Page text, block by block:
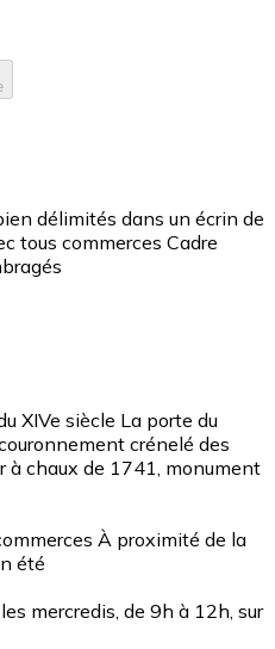
délimités dans un écrin de
tous commerces Cadre
XIVe siècle La porte du
crénelé des
à chaux de 1741, monument
À proximité de la
été
mercredis, de 9h à 12h, sur